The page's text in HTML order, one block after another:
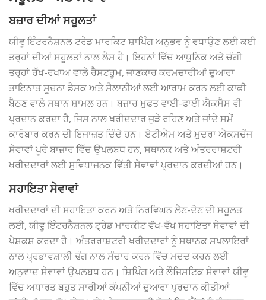
ਬਜ਼ਾਰ ਦੀਆਂ ਸਹੂਲਤਾਂ
ਯੀਵੂ ਇੰਟਰਨੈਸ਼ਨਲ ਟਰੇਡ ਮਾਰਕਿਟ ਸ਼ਾਪਿੰਗ ਅਨੁਭਵ ਨੂੰ ਵਧਾਉਣ ਲਈ ਕਈ
ਤਰ੍ਹਾਂ ਦੀਆਂ ਸਹੂਲਤਾਂ ਨਾਲ ਲੈਸ ਹੈ। ਇਹਨਾਂ ਵਿੱਚ ਆਧੁਨਿਕ ਅਤੇ ਚੰਗੀ
ਤਰ੍ਹਾਂ ਰੱਖ-ਰਖਾਅ ਵਾਲੇ ਰੈਸਟਰੂਮ, ਜਾਣਕਾਰ ਕਰਮਚਾਰੀਆਂ ਦੁਆਰਾ
ਤਾਇਨਾਤ ਸੂਚਨਾ ਡੈਸਕ ਅਤੇ ਸੈਲਾਨੀਆਂ ਲਈ ਆਰਾਮ ਕਰਨ ਲਈ ਕਾਫ਼ੀ
ਬੈਠਣ ਵਾਲੇ ਸਥਾਨ ਸ਼ਾਮਲ ਹਨ। ਬਜ਼ਾਰ ਮੁਫਤ ਵਾਈ-ਫਾਈ ਐਕਸੈਸ ਵੀ
ਪ੍ਰਦਾਨ ਕਰਦਾ ਹੈ, ਜਿਸ ਨਾਲ ਖਰੀਦਦਾਰ ਜੁੜੇ ਰਹਿਣ ਅਤੇ ਜਾਂਦੇ ਸਮੇਂ
ਕਾਰੋਬਾਰ ਕਰਨ ਦੀ ਇਜਾਜ਼ਤ ਦਿੰਦੇ ਹਨ। ਏਟੀਐਮ ਅਤੇ ਮੁਦਰਾ ਐਕਸਚੇਂਜ
ਸੇਵਾਵਾਂ ਪੂਰੇ ਬਾਜ਼ਾਰ ਵਿੱਚ ਉਪਲਬਧ ਹਨ, ਸਥਾਨਕ ਅਤੇ ਅੰਤਰਰਾਸ਼ਟਰੀ
ਖਰੀਦਦਾਰਾਂ ਲਈ ਸੁਵਿਧਾਜਨਕ ਵਿੱਤੀ ਸੇਵਾਵਾਂ ਪ੍ਰਦਾਨ ਕਰਦੀਆਂ ਹਨ।
ਸਹਾਇਤਾ ਸੇਵਾਵਾਂ
ਖਰੀਦਦਾਰਾਂ ਦੀ ਸਹਾਇਤਾ ਕਰਨ ਅਤੇ ਨਿਰਵਿਘਨ ਲੈਣ-ਦੇਣ ਦੀ ਸਹੂਲਤ
ਲਈ, ਯੀਵੂ ਇੰਟਰਨੈਸ਼ਨਲ ਟ੍ਰੇਡ ਮਾਰਕੀਟ ਵੱਖ-ਵੱਖ ਸਹਾਇਤਾ ਸੇਵਾਵਾਂ ਦੀ
ਪੇਸ਼ਕਸ਼ ਕਰਦਾ ਹੈ। ਅੰਤਰਰਾਸ਼ਟਰੀ ਖਰੀਦਦਾਰਾਂ ਨੂੰ ਸਥਾਨਕ ਸਪਲਾਇਰਾਂ
ਨਾਲ ਪ੍ਰਭਾਵਸ਼ਾਲੀ ਢੰਗ ਨਾਲ ਸੰਚਾਰ ਕਰਨ ਵਿੱਚ ਮਦਦ ਕਰਨ ਲਈ
ਅਨੁਵਾਦ ਸੇਵਾਵਾਂ ਉਪਲਬਧ ਹਨ। ਸ਼ਿਪਿੰਗ ਅਤੇ ਲੌਜਿਸਟਿਕ ਸੇਵਾਵਾਂ ਯੀਵੂ
ਵਿੱਚ ਅਧਾਰਤ ਬਹੁਤ ਸਾਰੀਆਂ ਕੰਪਨੀਆਂ ਦੁਆਰਾ ਪ੍ਰਦਾਨ ਕੀਤੀਆਂ